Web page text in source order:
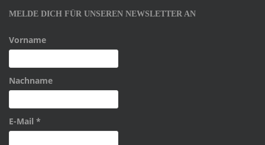
MELDE DICH FÜR UNSEREN NEWSLETTER AN
Vorname
Nachname
E-Mail *